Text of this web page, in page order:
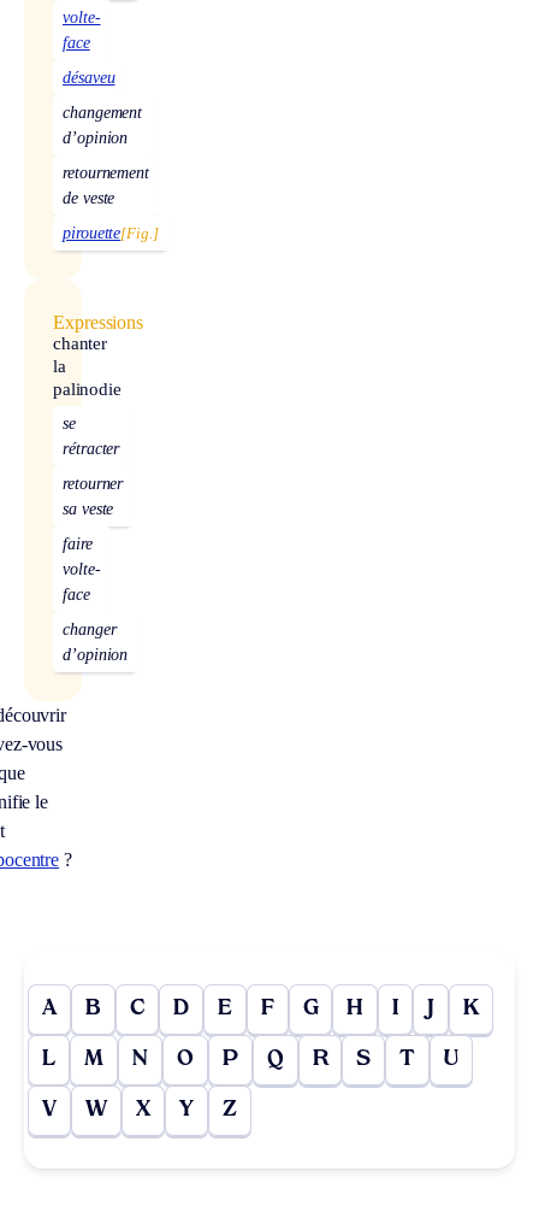
volte-
face
désaveu
changement
d’opinion
retournement
de veste
pirouette[Fig.]
Expressions
chanter
la
palinodie
se
rétracter
retourner
sa veste
faire
volte-
face
changer
d’opinion
vous
le
?
A B C D E F G H I J K
L M N O P Q R S T U
V W X Y Z